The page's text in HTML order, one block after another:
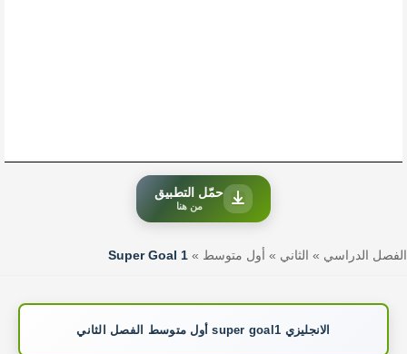
حمّل التطبيق
من هنا
الفصل الدراسي » الثاني » أول متوسط »
Super Goal 1
الانجليزي super goal1 أول متوسط الفصل الثاني